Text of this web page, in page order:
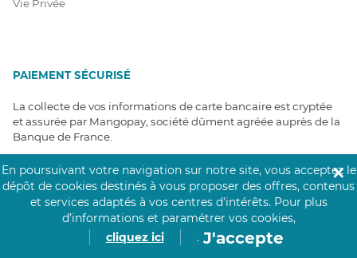
Vie Privée
PAIEMENT SÉCURISÉ
La collecte de vos informations de carte bancaire est cryptée
et assurée par Mangopay, société dûment agréée auprès de la
Banque de France.
En poursuivant votre navigation sur notre site, vous acceptez le
dépôt de cookies destinés à vous proposer des offres, contenus
et services adaptés à vos centres d’intérêts. Pour plus
d’informations et paramétrer vos cookies,
cliquez ici
. J'accepte
✕